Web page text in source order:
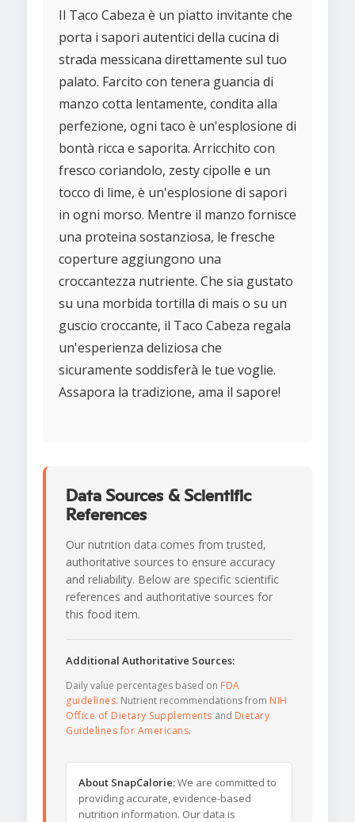
Il Taco Cabeza è un piatto invitante che
porta i sapori autentici della cucina di
strada messicana direttamente sul tuo
palato. Farcito con tenera guancia di
manzo cotta lentamente, condita alla
perfezione, ogni taco è un'esplosione di
bontà ricca e saporita. Arricchito con
fresco coriandolo, zesty cipolle e un
tocco di lime, è un'esplosione di sapori
in ogni morso. Mentre il manzo fornisce
una proteina sostanziosa, le fresche
coperture aggiungono una
croccantezza nutriente. Che sia gustato
su una morbida tortilla di mais o su un
guscio croccante, il Taco Cabeza regala
un'esperienza deliziosa che
sicuramente soddisferà le tue voglie.
Assapora la tradizione, ama il sapore!
Data Sources & Scientific
References
Our nutrition data comes from trusted,
authoritative sources to ensure accuracy
and reliability. Below are specific scientific
references and authoritative sources for
this food item.
Additional Authoritative Sources:
Daily value percentages based on FDA
guidelines. Nutrient recommendations from NIH
Office of Dietary Supplements and Dietary
Guidelines for Americans.
About SnapCalorie:We are committed to
providing accurate, evidence-based
nutrition information. Our data is